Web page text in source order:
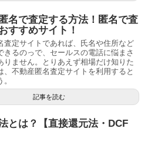
名で査定する方法！匿名で査
すすめサイト！
査定サイトであれば、氏名や住所など
きるのっで、セールスの電話に悩まさ
りません。とりあえず相場だけ知りた
、不動産匿名査定サイトを利用すると
記事を読む
とは？【直接還元法・DCF